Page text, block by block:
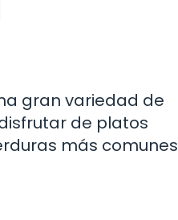
gran variedad de
de platos
más comunes